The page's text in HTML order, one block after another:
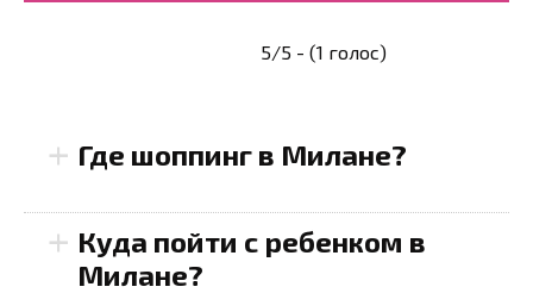
5/5 - (1 голос)
+ Где шоппинг в Милане?
Галерея Витторио
Эмануэле II— знаменитый
+ Куда пойти с ребенком в
Милане?